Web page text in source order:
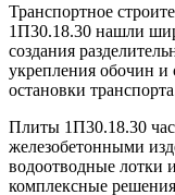
Транспортное
1П30.18.30 нашли
создания
укрепления обочин и
остановки
Плиты 1П30.18.30
железобетонными
водоотводные лотки
комплексные